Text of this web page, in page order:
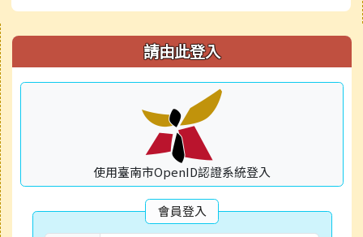
右邊區域內容 請由此登入
使用臺南市OpenID認證系統登入
會員登入